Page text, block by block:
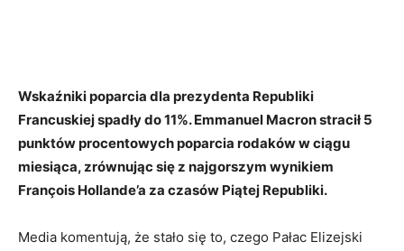
Wskaźniki poparcia dla prezydenta Republiki
Francuskiej spadły do ​​11%. Emmanuel Macron stracił 5
punktów procentowych poparcia rodaków w ciągu
miesiąca, zrównując się z najgorszym wynikiem
François Hollande’a za czasów Piątej Republiki.
Media komentują, że stało się to, czego Pałac Elizejski